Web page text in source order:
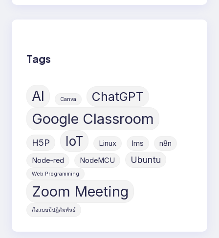
Tags
AI Canva ChatGPT
Google Classroom
H5P IoT Linux lms
n8n
Node-red
NodeMCU Ubuntu
Web Programming
Zoom Meeting
สื่อแบบมีปฏิสัมพันธ์